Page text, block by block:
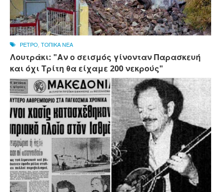
ΡΕΤΡΟ, ΤΟΠΙΚΑ ΝΕΑ
Λουτράκι: "Αν ο σεισμός γίνονταν Παρασκευή
και όχι Τρίτη θα είχαμε 200 νεκρούς"